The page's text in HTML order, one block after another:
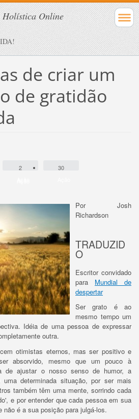
Holística Online
de criar um
de gratidão
2
30
Por Josh
Richardson
TRADUZID
O
Escritor convidado
para Mundial de
despertar
Ser grato é ao
mesmo tempo um
Idéia de uma pessoa de expressar
outra.
otimistas eternos, mas ser positivo e
absorvido, mesmo que um pouco à
de ajustar o nosso senso de humor, a
determinada situação, por ser mais
também têm uma mente, sorrindo cada
e por entender que cada pessoa em sua
não é a sua posição para julgá-los.